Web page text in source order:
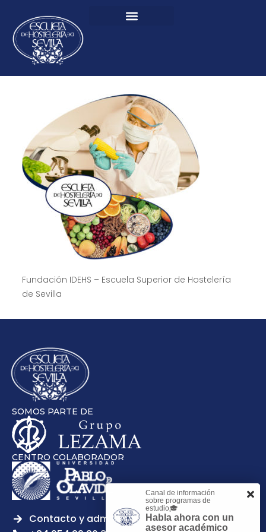
Fundación IDEHS – Escuela Superior de Hostelería
de Sevilla
SOMOS PARTE DE
CENTRO COLABORADOR
Contacto y admisiones
Canal de información
sobre programas de
estudio🎓
Habla ahora con un
asesor académico